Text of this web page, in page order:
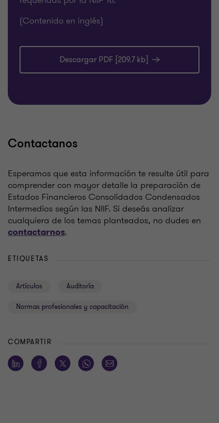
(Contenido en inglés)
Descargar PDF [209.7 kb]
Contactanos
Esperamos que esta información te resulte útil para
comprender con mayor detalle la preparación de
Estados Financieros Consolidados Condensados
Intermedios según las NIIF. Si deseás analizar
cualquiera de los temas planteados, no dudes en
contactarnos.
ETIQUETAS
Artículos Auditoría
Normas profesionales y capacitación
COMPARTIR